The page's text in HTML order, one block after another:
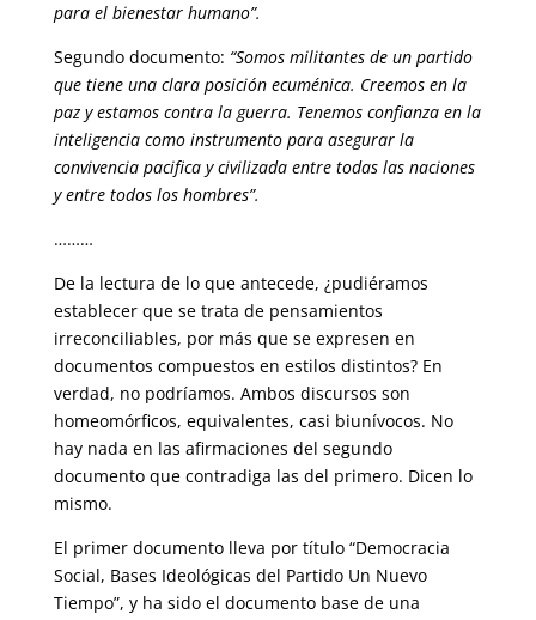
para el bienestar humano”.
Segundo documento: “Somos militantes de un partido
que tiene una clara posición ecuménica. Creemos en la
paz y estamos contra la guerra. Tenemos confianza en la
inteligencia como instrumento para asegurar la
convivencia pacifica y civilizada entre todas las naciones
y entre todos los hombres”.
………
De la lectura de lo que antecede, ¿pudiéramos
establecer que se trata de pensamientos
irreconciliables, por más que se expresen en
documentos compuestos en estilos distintos? En
verdad, no podríamos. Ambos discursos son
homeomórficos, equivalentes, casi biunívocos. No
hay nada en las afirmaciones del segundo
documento que contradiga las del primero. Dicen lo
mismo.
El primer documento lleva por título “Democracia
Social, Bases Ideológicas del Partido Un Nuevo
Tiempo”, y ha sido el documento base de una